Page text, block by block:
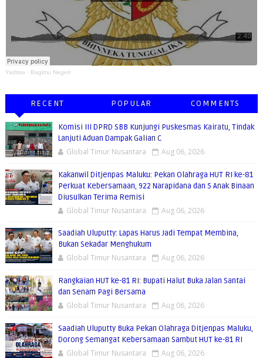
Yaditsa · Bagimu Negeri
RECENT POPULAR COMMENTS
Komisi III DPRD SBB Kunjungi Puskesmas Kairatu, Tindak
Lanjuti Aduan Dampak Galian C
Global Timur Nusantara Aug 06, 2026
Kakanwil Ditjenpas Maluku: Pekan Olahraga HUT RI ke-81
Perkuat Kebersamaan, 922 Narapidana dan 5 Anak Binaan
Diusulkan Terima Remisi
Global Timur Nusantara Aug 06, 2026
Saadiah Uluputty: Lapas Harus Jadi Tempat Membina,
Bukan Sekadar Menghukum
Global Timur Nusantara Aug 06, 2026
Rangkaian HUT ke-81 RI: Bupati Halut Buka Jalan Santai
dan Senam Pagi Bersama
Global Timur Nusantara Aug 06, 2026
Saadiah Uluputty Buka Pekan Olahraga Ditjenpas Maluku,
Dorong Semangat Kebersamaan Sambut HUT ke-81 RI
Global Timur Nusantara Aug 06, 2026